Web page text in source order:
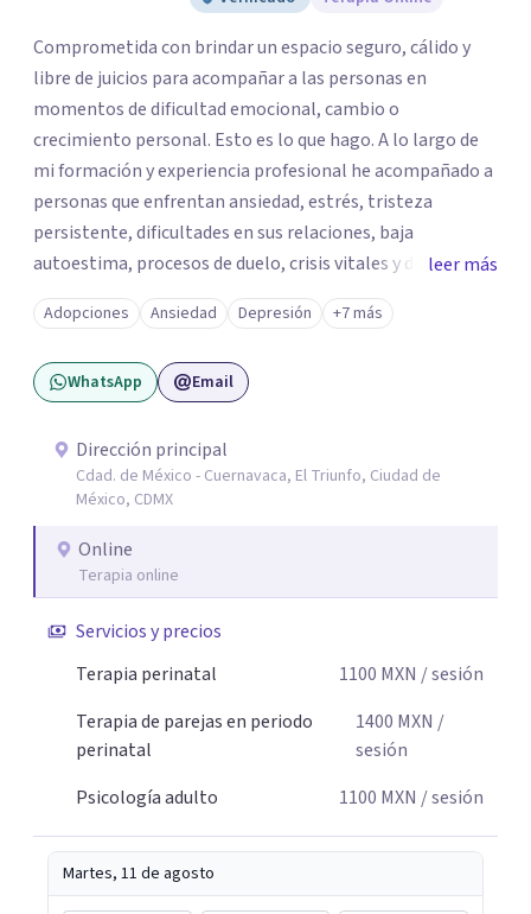
Comprometida con brindar un espacio seguro, cálido y
libre de juicios para acompañar a las personas en
momentos de dificultad emocional, cambio o
crecimiento personal. Esto es lo que hago. A lo largo de
mi formación y experiencia profesional he acompañado a
personas que enfrentan ansiedad, estrés, tristeza
persistente, dificultades en sus relaciones, baja
autoestima, procesos de duelo, crisis vitales y desafíos
relacionados con la adaptación a nuevas etapas de la vida.
Mi enfoque se basa en la escucha empática, el respeto por
la historia de cada persona y el trabajo conjunto para
desarrollar herramientas que favorezcan el bienestar
que buscar ayuda psicológica es un acto de valentía y
autocuidado. Mi objetivo es acompañarte para que puedas
comprender mejor lo que estás viviendo, fortalecer tus
recursos personales y construir una vida más plena y
congruente con tus necesidades y valores.
leer más
Adopciones Ansiedad Depresión +7 más
WhatsApp Email
Dirección principal
Cdad. de México - Cuernavaca, El Triunfo, Ciudad de
México, CDMX
Online
Terapia online
Servicios y precios
Terapia perinatal
1100 MXN / sesión
Terapia de parejas en periodo
perinatal
1400 MXN /
sesión
Psicología adulto
1100 MXN / sesión
Martes, 11 de agosto